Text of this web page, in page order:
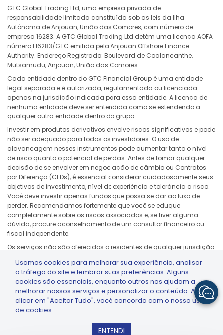
GTC Global Trading Ltd, uma empresa privada de
responsabilidade limitada constituída sob as leis da Ilha
Autônoma de Anjouan, União das Comores, com número de
empresa 16283. A GTC Global Trading Ltd detém uma licença AOFA
número L16283/GTC emitida pela Anjouan Offshore Finance
Authority. Endereço Registrado: Boulevard de Coalancanthe,
Mutsamudu, Anjouan, União das Comores.
Cada entidade dentro do GTC Financial Group é uma entidade
legal separada e é autorizada, regulamentada ou licenciada
apenas na jurisdição indicada para essa entidade. A licença de
nenhuma entidade deve ser entendida como se estendendo a
qualquer outra entidade dentro do grupo.
Investir em produtos derivativos envolve riscos significativos e pode
não ser adequado para todos os investidores. O uso de
alavancagem nesses instrumentos pode aumentar tanto o nível
de risco quanto o potencial de perdas. Antes de tomar qualquer
decisão de se envolver em negociação de câmbio ou Contratos
por Diferença (CFDs), é essencial considerar cuidadosamente seus
objetivos de investimento, nível de experiência e tolerância a risco.
Você deve investir apenas fundos que possa se dar ao luxo de
perder. Recomendamos fortemente que você se eduque
completamente sobre os riscos associados e, se tiver alguma
dúvida, procure aconselhamento de um consultor financeiro ou
fiscal independente.
Os serviços não são oferecidos a residentes de qualquer jurisdição
leis ou regulamentações locais, incluindo, mas não se limitando a,
Estados Unidos, Japão e qualquer jurisdição sujeita a sanções ou
restrições regulatórias aplicáveis.
GTCFX: GTC Go – Trade & Invest
Usamos cookies para melhorar sua experiência, analisar
o tráfego do site e lembrar suas preferências. Alguns
cookies são essenciais, enquanto outros nos ajudam a
melhorar nossos serviços e personalizar o conteúdo. Ao
clicar em "Aceitar Tudo", você concorda com o nosso uso
de cookies.
ENTENDI